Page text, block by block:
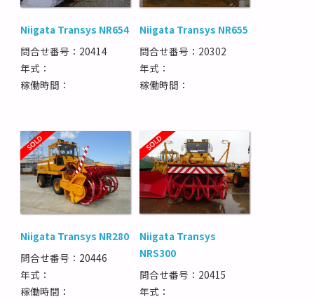
Niigata Transys NR654
問合せ番号：20414
年式：
稼働時間：
Niigata Transys NR655
問合せ番号：20302
年式：
稼働時間：
Niigata Transys NR280
問合せ番号：20446
年式：
稼働時間：
Niigata Transys
NRS300
問合せ番号：20415
年式：